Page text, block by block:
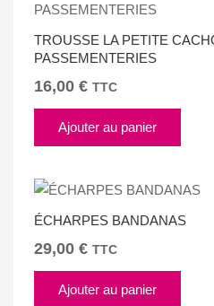
TROUSSE LA PETITE
PASSEMENTERIES
16,00 € TTC
Ajouter au panier
ÉCHARPES BANDANAS
29,00 € TTC
Ajouter au panier